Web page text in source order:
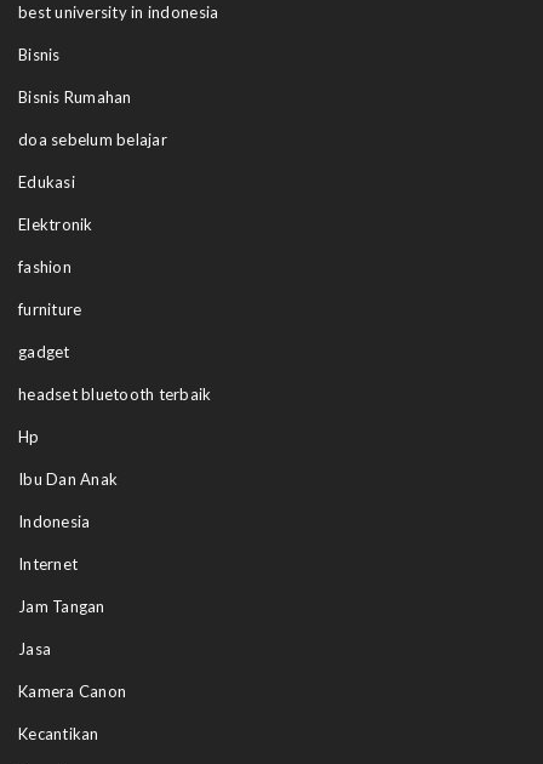
best university in indonesia
Bisnis
Bisnis Rumahan
doa sebelum belajar
Edukasi
Elektronik
fashion
furniture
gadget
headset bluetooth terbaik
Hp
Ibu Dan Anak
Indonesia
Internet
Jam Tangan
Jasa
Kamera Canon
Kecantikan